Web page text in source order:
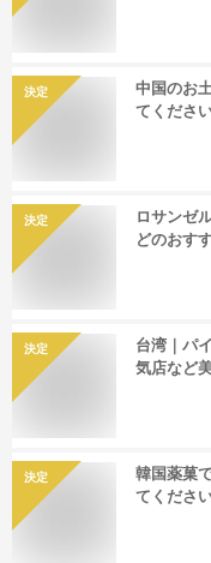
決定
中国のお
てくださ
決定
ロサンゼ
どのおす
決定
台湾｜パ
気店など
決定
韓国薬菓
てくださ